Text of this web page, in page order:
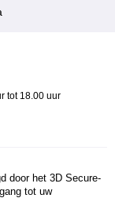
tot 18.00 uur
door het 3D Secure-
tot uw